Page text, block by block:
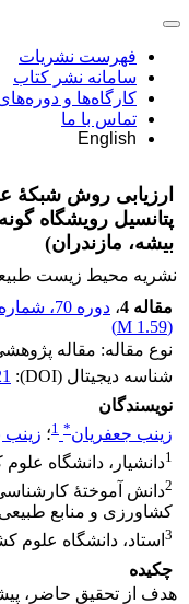
فهرست نشریات
سامانه نشر کتاب
کارگاه‌ها و
تماس با ما
English
ارزیابی روش شبکۀ
پتانسیل رویشگاه
بیشه، مازندران)
نشریه محیط زیست
مقاله 4
، دوره 70، شماره 3
(
1.59 M
)
نوع مقاله: مقاله
شناسه دیجیتال (DOI):
نویسندگان
زینب جعفریان*
1؛ زینب
1دانشیار، دانشگاه
2دانش آموختۀ
کشاورزی و منابع
3 استاد، دانشگاه
چکیده
هدف از تحقیق حاضر،